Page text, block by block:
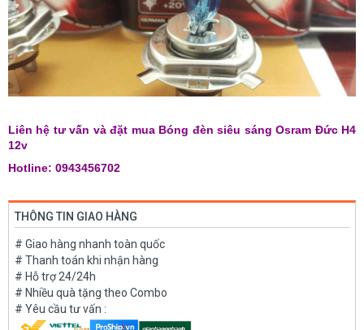
Liên hệ tư vấn và đặt mua Bóng đèn siêu sáng Osram Đức H4
12v
Hotline: 0943456702
THÔNG TIN GIAO HÀNG
# Giao hàng nhanh toàn quốc
# Thanh toán khi nhận hàng
# Hỗ trợ 24/24h
# Nhiều quà tặng theo Combo
# Yêu cầu tư vấn :